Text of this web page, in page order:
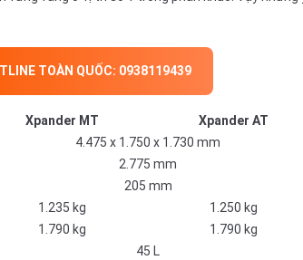
TOÀN QUỐC: 0938119439
Xpander MT Xpander AT
4.475 x 1.750 x 1.730 mm
2.775 mm
205 mm
1.235 kg 1.250 kg
1.790 kg 1.790 kg
45 L